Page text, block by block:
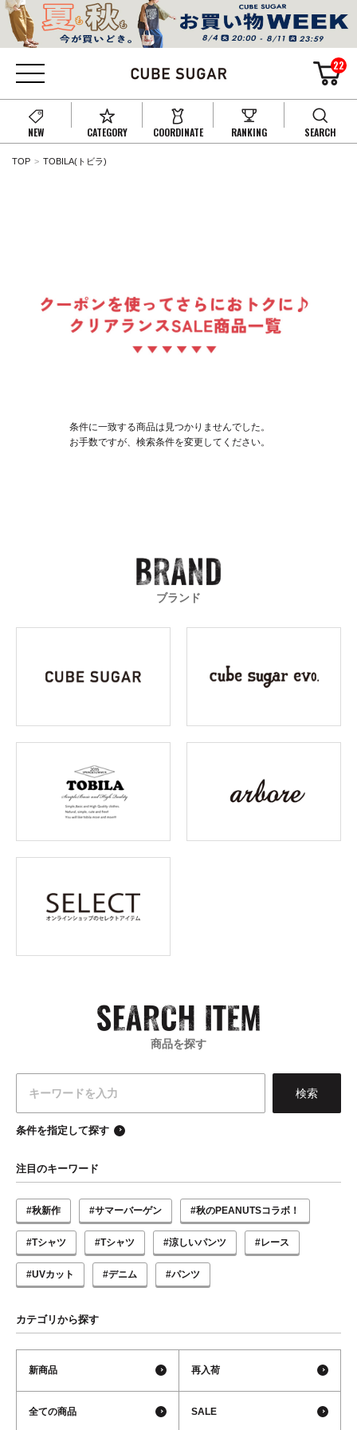
22
NEW CATEGORY COORDINATE RANKING SEARCH
TOP TOBILA(トビラ)
条件に一致する商品は見つかりませんでした。
お手数ですが、検索条件を変更してください。
ブランド
商品を探す
条件を指定して探す
注目のキーワード
#秋新作 #サマーバーゲン #秋のPEANUTSコラボ！
#Tシャツ #Tシャツ #涼しいパンツ #レース
#UVカット #デニム #パンツ
カテゴリから探す
新商品 再入荷
全ての商品 SALE